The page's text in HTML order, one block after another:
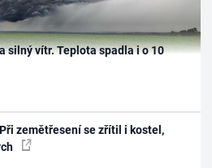
silný vítr. Teplota spadla i o 10
zemětřesení se zřítil i kostel,